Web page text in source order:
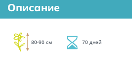
Описание
80-90 см 70 дней